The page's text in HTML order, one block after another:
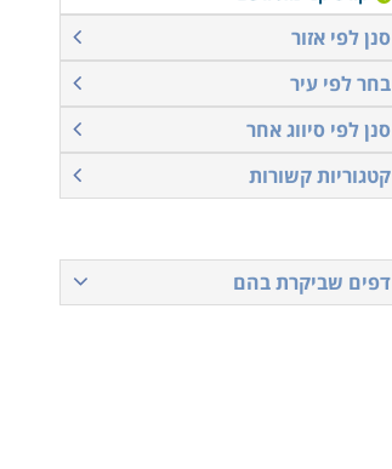
סנן לפי אזור
בחר לפי עיר
סנן לפי סיווג אחר
קטגוריות קשורות
דפים שביקרת בהם